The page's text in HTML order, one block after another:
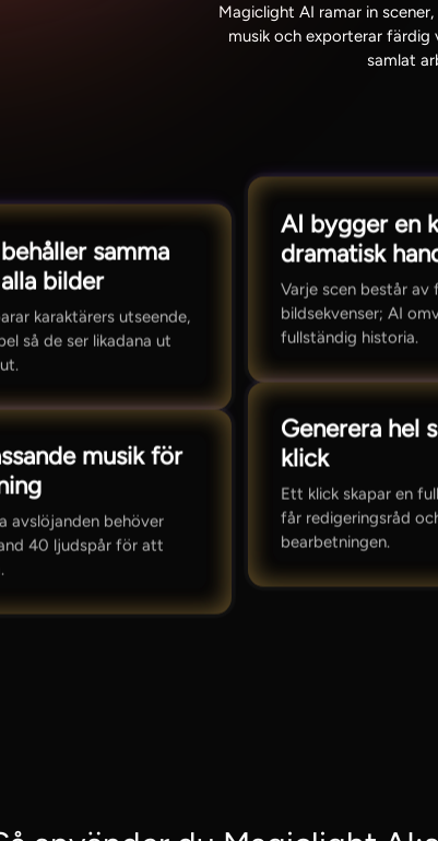
Magiclight AI ramar in
musik och exporterar färdig
samlat
samma
bilder
karaktärers utseende,
så de ser likadana ut
musik för
avslöjanden behöver
40 ljudspår för att
AI bygger en
dramatisk
Varje scen består av
bildsekvenser; AI
fullständig historia.
Generera hel
klick
Ett klick skapar en
får redigeringsråd
bearbetningen.